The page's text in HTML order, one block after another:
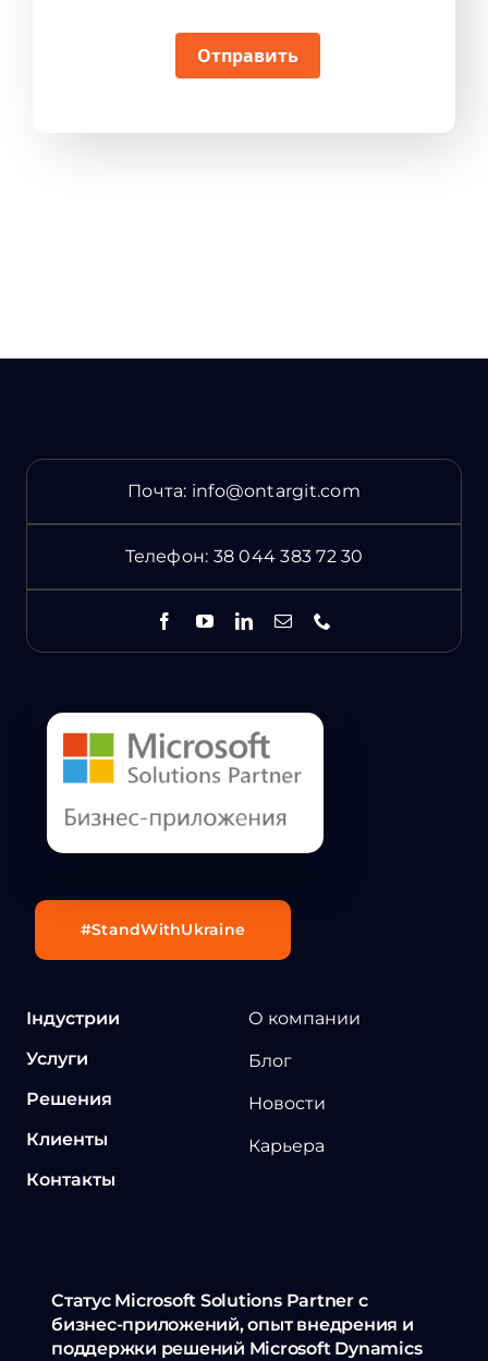
Отправить
Почта: info@ontargit.com
Телефон: 38 044 383 72 30
Індустрии
Услуги
Решения
Клиенты
Контакты
О компании
Блог
Новости
Карьера
Статус Microsoft Solutions Partner с
бизнес-приложений, опыт внедрения и
поддержки решений Microsoft Dynamics
#StandWithUkraine